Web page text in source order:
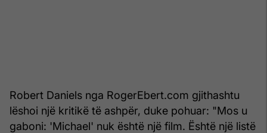
Robert Daniels nga RogerEbert.com gjithashtu
lëshoi një kritikë të ashpër, duke pohuar: "Mos u
gaboni: 'Michael' nuk është një film. Është një listë